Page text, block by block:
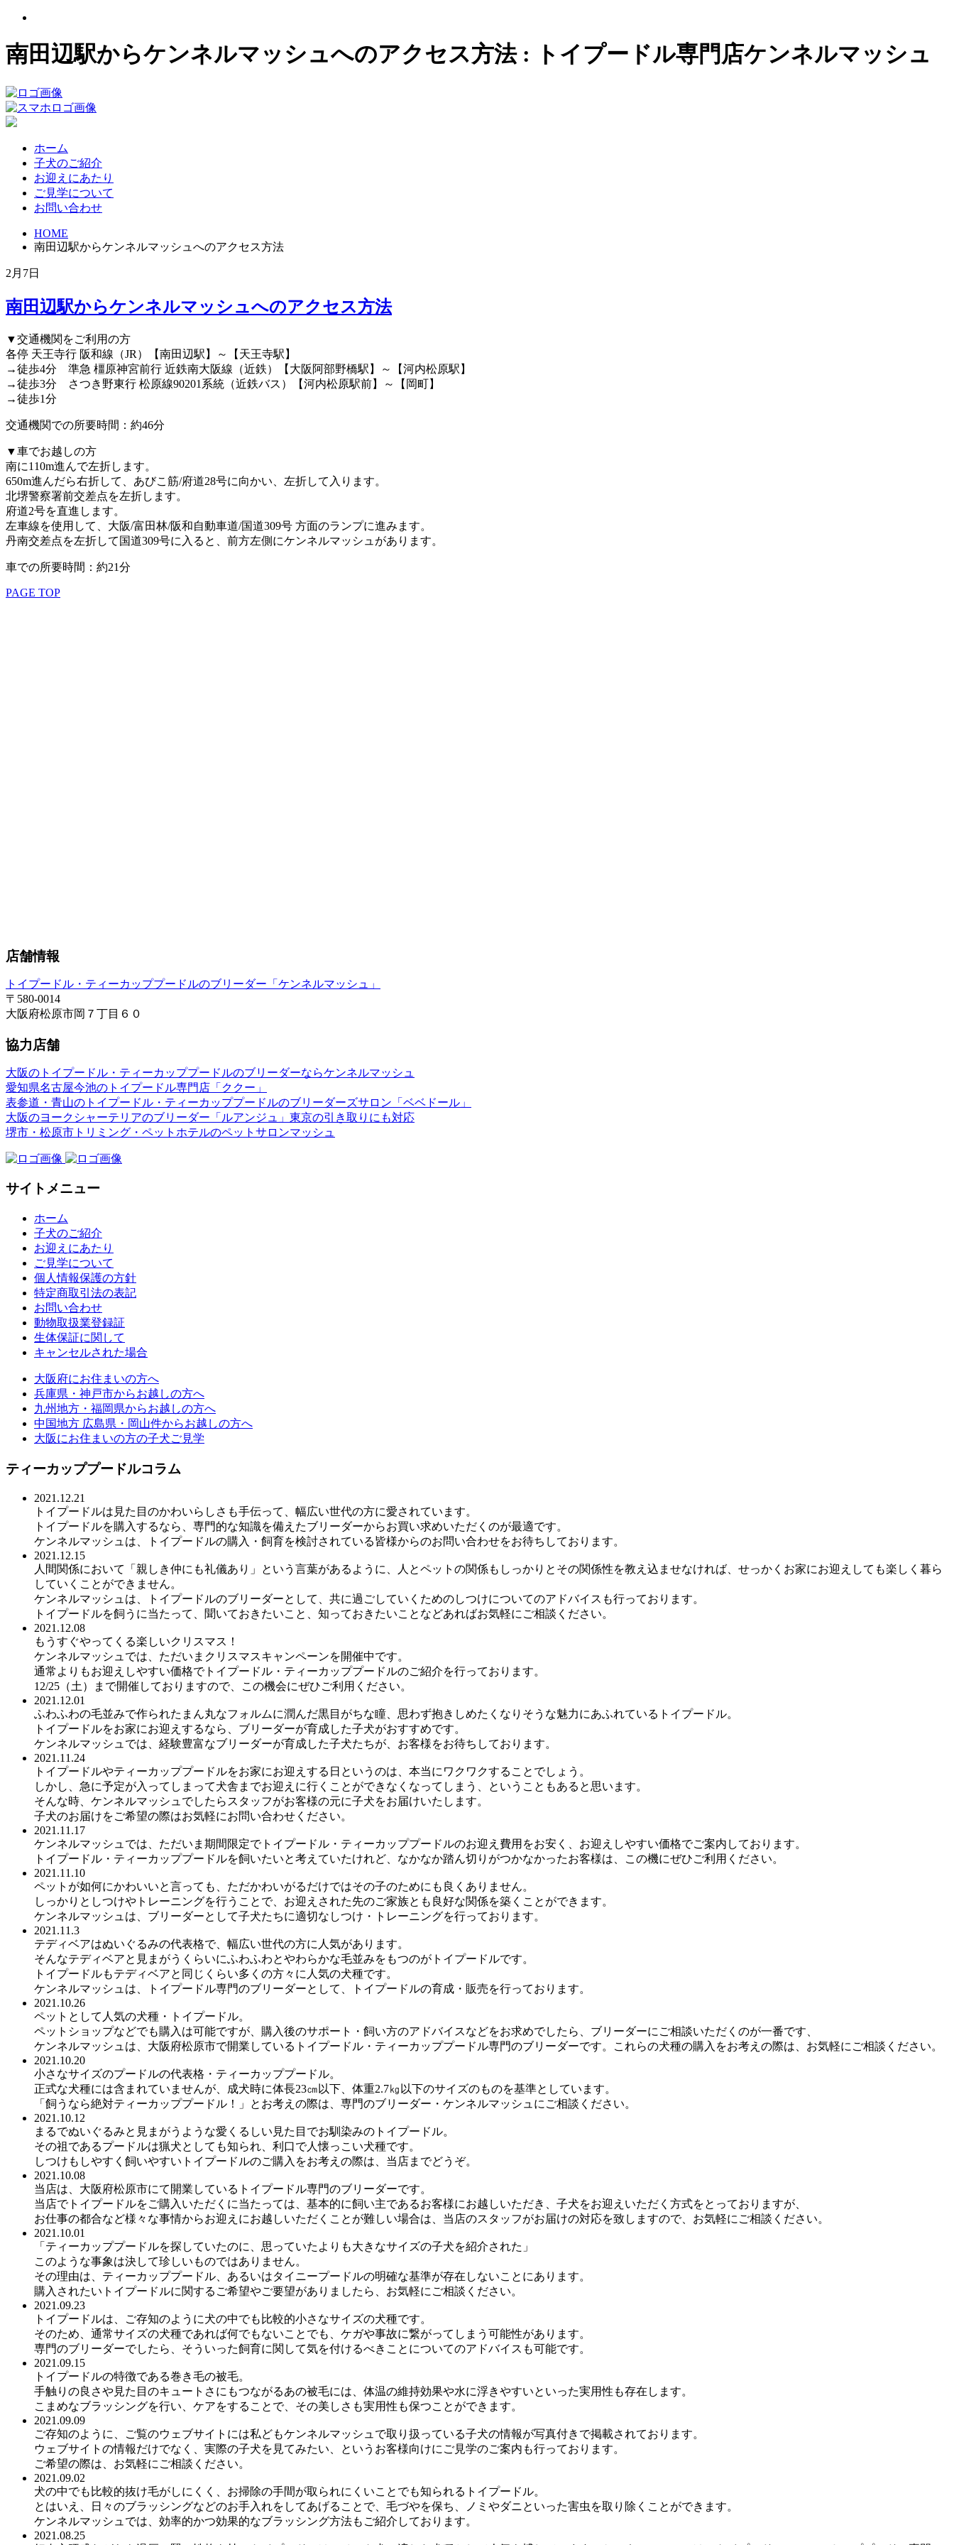
南田辺駅からケンネルマッシュへのアクセス方法 : トイプードル専門店ケンネルマッシュ
ホーム
子犬のご紹介
お迎えにあたり
ご見学について
お問い合わせ
HOME
南田辺駅からケンネルマッシュへのアクセス方法
2月7日
南田辺駅からケンネルマッシュへのアクセス方法
▼交通機関をご利用の方
各停 天王寺行 阪和線（JR）【南田辺駅】～【天王寺駅】
→徒歩4分 準急 橿原神宮前行 近鉄南大阪線（近鉄）【大阪阿部野橋駅】～【河内松原駅】
→徒歩3分 さつき野東行 松原線90201系統（近鉄バス）【河内松原駅前】～【岡町】
→徒歩1分
交通機関での所要時間：約46分
▼車でお越しの方
南に110m進んで左折します。
650m進んだら右折して、あびこ筋/府道28号に向かい、左折して入ります。
北堺警察署前交差点を左折します。
府道2号を直進します。
左車線を使用して、大阪/富田林/阪和自動車道/国道309号 方面のランプに進みます。
丹南交差点を左折して国道309号に入ると、前方左側にケンネルマッシュがあります。
車での所要時間：約21分
PAGE TOP
店舗情報
トイプードル・ティーカッププードルのブリーダー「ケンネルマッシュ」
〒580-0014
大阪府松原市岡７丁目６０
協力店舗
大阪のトイプードル・ティーカッププードルのブリーダーならケンネルマッシュ
愛知県名古屋今池のトイプードル専門店「ククー」
表参道・青山のトイプードル・ティーカッププードルのブリーダーズサロン「ベベドール」
大阪のヨークシャーテリアのブリーダー「ルアンジュ」東京の引き取りにも対応
堺市・松原市トリミング・ペットホテルのペットサロンマッシュ
サイトメニュー
ホーム
子犬のご紹介
お迎えにあたり
ご見学について
個人情報保護の方針
特定商取引法の表記
お問い合わせ
動物取扱業登録証
生体保証に関して
キャンセルされた場合
大阪府にお住まいの方へ
兵庫県・神戸市からお越しの方へ
九州地方・福岡県からお越しの方へ
中国地方 広島県・岡山件からお越しの方へ
大阪にお住まいの方の子犬ご見学
ティーカッププードルコラム
2021.12.21
トイプードルは見た目のかわいらしさも手伝って、幅広い世代の方に愛されています。
トイプードルを購入するなら、専門的な知識を備えたブリーダーからお買い求めいただくのが最適です。
ケンネルマッシュは、トイプードルの購入・飼育を検討されている皆様からのお問い合わせをお待ちしております。
2021.12.15
人間関係において「親しき仲にも礼儀あり」という言葉があるように、人とペットの関係もしっかりとその関係性を教え込ませなければ、せっかくお家にお迎えしても楽しく暮ら
していくことができません。
ケンネルマッシュは、トイプードルのブリーダーとして、共に過ごしていくためのしつけについてのアドバイスも行っております。
トイプードルを飼うに当たって、聞いておきたいこと、知っておきたいことなどあればお気軽にご相談ください。
2021.12.08
もうすぐやってくる楽しいクリスマス！
ケンネルマッシュでは、ただいまクリスマスキャンペーンを開催中です。
通常よりもお迎えしやすい価格でトイプードル・ティーカッププードルのご紹介を行っております。
12/25（土）まで開催しておりますので、この機会にぜひご利用ください。
2021.12.01
ふわふわの毛並みで作られたまん丸なフォルムに潤んだ黒目がちな瞳、思わず抱きしめたくなりそうな魅力にあふれているトイプードル。
トイプードルをお家にお迎えするなら、ブリーダーが育成した子犬がおすすめです。
ケンネルマッシュでは、経験豊富なブリーダーが育成した子犬たちが、お客様をお待ちしております。
2021.11.24
トイプードルやティーカッププードルをお家にお迎えする日というのは、本当にワクワクすることでしょう。
しかし、急に予定が入ってしまって犬舎までお迎えに行くことができなくなってしまう、ということもあると思います。
そんな時、ケンネルマッシュでしたらスタッフがお客様の元に子犬をお届けいたします。
子犬のお届けをご希望の際はお気軽にお問い合わせください。
2021.11.17
ケンネルマッシュでは、ただいま期間限定でトイプードル・ティーカッププードルのお迎え費用をお安く、お迎えしやすい価格でご案内しております。
トイプードル・ティーカッププードルを飼いたいと考えていたけれど、なかなか踏ん切りがつかなかったお客様は、この機にぜひご利用ください。
2021.11.10
ペットが如何にかわいいと言っても、ただかわいがるだけではその子のためにも良くありません。
しっかりとしつけやトレーニングを行うことで、お迎えされた先のご家族とも良好な関係を築くことができます。
ケンネルマッシュは、ブリーダーとして子犬たちに適切なしつけ・トレーニングを行っております。
2021.11.3
テディベアはぬいぐるみの代表格で、幅広い世代の方に人気があります。
そんなテディベアと見まがうくらいにふわふわとやわらかな毛並みをもつのがトイプードルです。
トイプードルもテディベアと同じくらい多くの方々に人気の犬種です。
ケンネルマッシュは、トイプードル専門のブリーダーとして、トイプードルの育成・販売を行っております。
2021.10.26
ペットとして人気の犬種・トイプードル。
ペットショップなどでも購入は可能ですが、購入後のサポート・飼い方のアドバイスなどをお求めでしたら、ブリーダーにご相談いただくのが一番です、
ケンネルマッシュは、大阪府松原市で開業しているトイプードル・ティーカッププードル専門のブリーダーです。これらの犬種の購入をお考えの際は、お気軽にご相談ください。
2021.10.20
小さなサイズのプードルの代表格・ティーカッププードル。
正式な犬種には含まれていませんが、成犬時に体長23㎝以下、体重2.7㎏以下のサイズのものを基準としています。
「飼うなら絶対ティーカッププードル！」とお考えの際は、専門のブリーダー・ケンネルマッシュにご相談ください。
2021.10.12
まるでぬいぐるみと見まがうような愛くるしい見た目でお馴染みのトイプードル。
その祖であるプードルは猟犬としても知られ、利口で人懐っこい犬種です。
しつけもしやすく飼いやすいトイプードルのご購入をお考えの際は、当店までどうぞ。
2021.10.08
当店は、大阪府松原市にて開業しているトイプードル専門のブリーダーです。
当店でトイプードルをご購入いただくに当たっては、基本的に飼い主であるお客様にお越しいただき、子犬をお迎えいただく方式をとっておりますが、
お仕事の都合など様々な事情からお迎えにお越しいただくことが難しい場合は、当店のスタッフがお届けの対応を致しますので、お気軽にご相談ください。
2021.10.01
「ティーカッププードルを探していたのに、思っていたよりも大きなサイズの子犬を紹介された」
このような事象は決して珍しいものではありません。
その理由は、ティーカッププードル、あるいはタイニープードルの明確な基準が存在しないことにあります。
購入されたいトイプードルに関するご希望やご要望がありましたら、お気軽にご相談ください。
2021.09.23
トイプードルは、ご存知のように犬の中でも比較的小さなサイズの犬種です。
そのため、通常サイズの犬種であれば何でもないことでも、ケガや事故に繋がってしまう可能性があります。
専門のブリーダーでしたら、そういった飼育に関して気を付けるべきことについてのアドバイスも可能です。
2021.09.15
トイプードルの特徴である巻き毛の被毛。
手触りの良さや見た目のキュートさにもつながるあの被毛には、体温の維持効果や水に浮きやすいといった実用性も存在します。
こまめなブラッシングを行い、ケアをすることで、その美しさも実用性も保つことができます。
2021.09.09
ご存知のように、ご覧のウェブサイトには私どもケンネルマッシュで取り扱っている子犬の情報が写真付きで掲載されております。
ウェブサイトの情報だけでなく、実際の子犬を見てみたい、というお客様向けにご見学のご案内も行っております。
ご希望の際は、お気軽にご相談ください。
2021.09.02
犬の中でも比較的抜け毛がしにくく、お掃除の手間が取られにくいことでも知られるトイプードル。
とはいえ、日々のブラッシングなどのお手入れをしてあげることで、毛づやを保ち、ノミやダニといった害虫を取り除くことができます。
ケンネルマッシュでは、効率的かつ効果的なブラッシング方法もご紹介しております。
2021.08.25